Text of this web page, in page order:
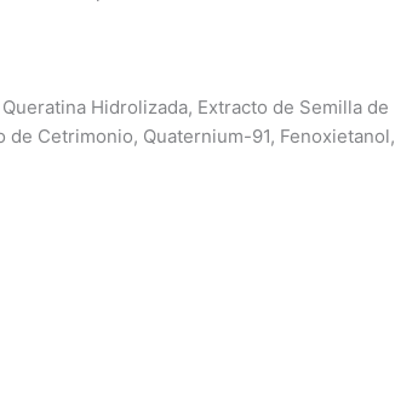
Hidrolizada, Extracto de Semilla de
Cetrimonio, Quaternium-91, Fenoxietanol,